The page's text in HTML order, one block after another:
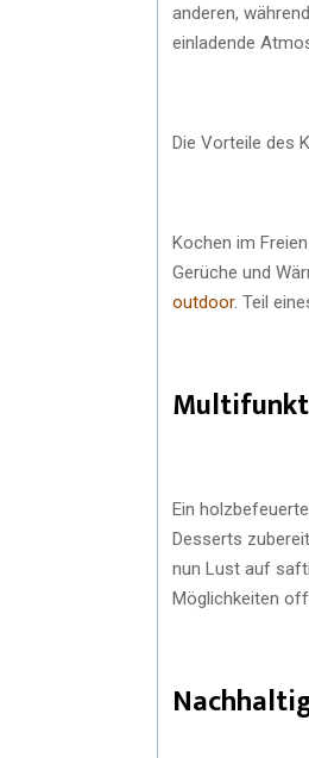
anderen,
einladende
Die Vorteile des
Kochen im
Gerüche und
outdoor. Teil
Ein
Desserts
nun Lust auf
Möglichkeiten